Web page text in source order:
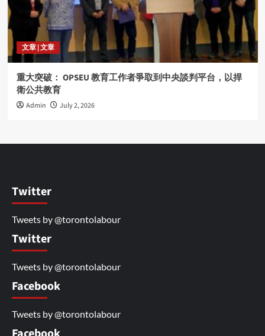
文章 | 文章
重大突破： OPSEU 教育工作者爭取到中央談判平台，以捍
衛公共教育
Admin July 2, 2026
Twitter
Tweets by @torontolabour
Twitter
Tweets by @torontolabour
Facebook
Tweets by @torontolabour